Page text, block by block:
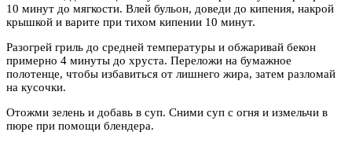
10 минут до мягкости. Влей бульон, доведи до кипения, накрой
крышкой и варите при тихом кипении 10 минут.
Разогрей гриль до средней температуры и обжаривай бекон
примерно 4 минуты до хруста. Переложи на бумажное
полотенце, чтобы избавиться от лишнего жира, затем разломай
на кусочки.
Отожми зелень и добавь в суп. Сними суп с огня и измельчи в
пюре при помощи блендера.